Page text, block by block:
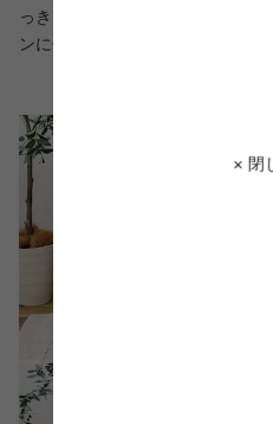
× 閉
っきりと見える効果も。限られ
ンに仕上げました。